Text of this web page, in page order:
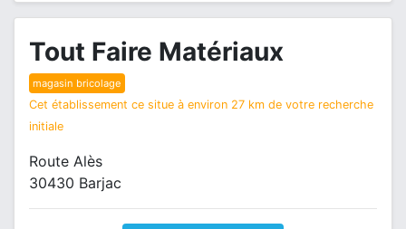
Tout Faire Matériaux
magasin bricolage
Cet établissement ce situe à environ 27 km de votre recherche
initiale
Route Alès
30430 Barjac